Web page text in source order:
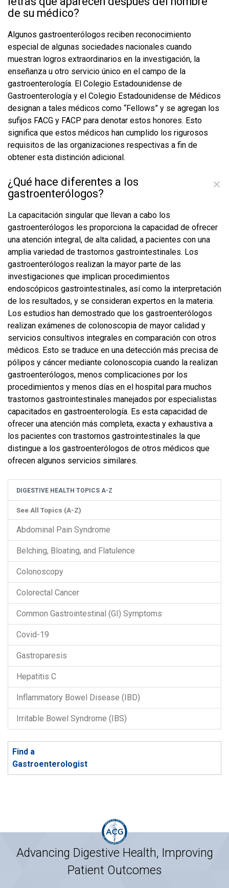
de su médico?
Algunos gastroenterólogos reciben reconocimiento
especial de algunas sociedades nacionales cuando
muestran logros extraordinarios en la investigación, la
enseñanza u otro servicio único en el campo de la
gastroenterología. El Colegio Estadounidense de
Gastroenterología y el Colegio Estadounidense de Médicos
designan a tales médicos como “Fellows” y se agregan los
sufijos FACG y FACP para denotar estos honores. Esto
significa que estos médicos han cumplido los rigurosos
requisitos de las organizaciones respectivas a fin de
obtener esta distinción adicional.
¿Qué hace diferentes a los
gastroenterólogos?
La capacitación singular que llevan a cabo los
gastroenterólogos les proporciona la capacidad de ofrecer
una atención integral, de alta calidad, a pacientes con una
amplia variedad de trastornos gastrointestinales. Los
gastroenterólogos realizan la mayor parte de las
investigaciones que implican procedimientos
endoscópicos gastrointestinales, así como la interpretación
de los resultados, y se consideran expertos en la materia.
Los estudios han demostrado que los gastroenterólogos
realizan exámenes de colonoscopia de mayor calidad y
servicios consultivos integrales en comparación con otros
médicos. Esto se traduce en una detección más precisa de
pólipos y cáncer mediante colonoscopia cuando la realizan
gastroenterólogos, menos complicaciones por los
procedimientos y menos días en el hospital para muchos
trastornos gastrointestinales manejados por especialistas
capacitados en gastroenterología. Es esta capacidad de
ofrecer una atención más completa, exacta y exhaustiva a
los pacientes con trastornos gastrointestinales la que
distingue a los gastroenterólogos de otros médicos que
ofrecen algunos servicios similares.
DIGESTIVE HEALTH TOPICS A-Z
See All Topics (A-Z)
Abdominal Pain Syndrome
Belching, Bloating, and Flatulence
Colonoscopy
Colorectal Cancer
Common Gastrointestinal (GI) Symptoms
Covid-19
Gastroparesis
Hepatitis C
Inflammatory Bowel Disease (IBD)
Irritable Bowel Syndrome (IBS)
Find a
Gastroenterologist
Advancing Digestive Health, Improving
Patient Outcomes